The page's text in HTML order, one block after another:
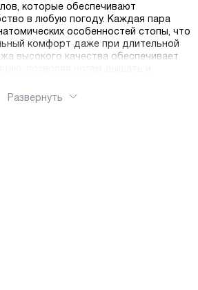
которые обеспечивают
в любую погоду. Каждая пара
особенностей стопы, что
комфорт даже при длительной
высокого качества обеспечивает
пары обуви. Мы используем только
Развернуть